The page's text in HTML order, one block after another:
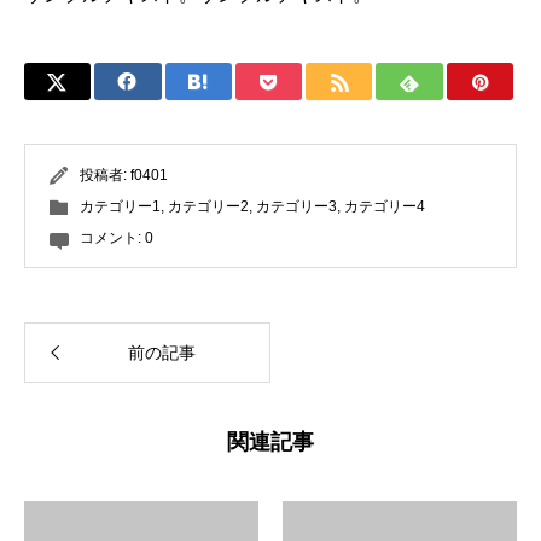
投稿者: f0401
カテゴリー1, カテゴリー2, カテゴリー3, カテゴリー4
コメント: 0
前の記事
関連記事